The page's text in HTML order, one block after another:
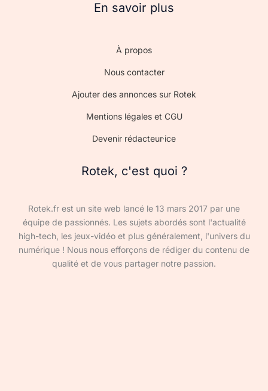
En savoir plus
À propos
Nous contacter
Ajouter des annonces sur Rotek
Mentions légales et CGU
Devenir rédacteur·ice
Rotek, c'est quoi ?
Rotek.fr est un site web lancé le 13 mars 2017 par une
équipe de passionnés. Les sujets abordés sont l'actualité
high-tech, les jeux-vidéo et plus généralement, l'univers du
numérique ! Nous nous efforçons de rédiger du contenu de
qualité et de vous partager notre passion.